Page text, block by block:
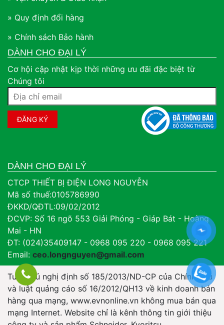
» Quy định đổi hàng
» Chính sách Bảo hành
DÀNH CHO ĐẠI LÝ
Cơ hội cập nhật kịp thời những ưu đãi đặc biệt từ
Chúng tôi
DÀNH CHO ĐẠI LÝ
CTCP THIẾT BỊ ĐIỆN LONG NGUYỄN
Mã số thuế:0105786990
ĐKKD/QĐTL:09/02/2012
ĐCVP: Số 16 ngõ 553 Giải Phóng - Giáp Bát - Hoàng
Mai - HN
ĐT: (024)35409147 - 0968 095 220 - 0968 095 221
Email: ceo.longnguyen@gmail.com
Tuân thủ nghị định số 185/2013/ND-CP của Chính Phủ
và luật quảng cáo số 16/2012/QH13 về kinh doanh bán
hàng qua mạng, www.evnonline.vn không mua bán qua
mạng Internet. Website chỉ là kênh thông tin giới thiệu